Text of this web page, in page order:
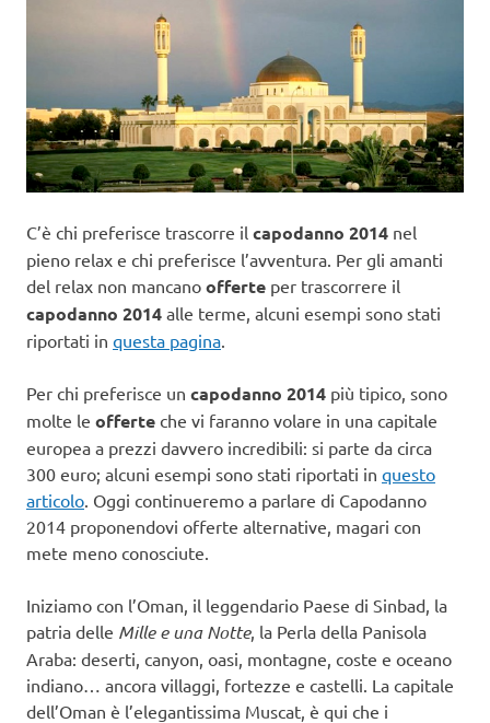
C’è chi preferisce trascorre il capodanno 2014 nel
pieno relax e chi preferisce l’avventura. Per gli amanti
del relax non mancano offerte per trascorrere il
capodanno 2014 alle terme, alcuni esempi sono stati
riportati in questa pagina.
Per chi preferisce un capodanno 2014 più tipico, sono
molte le offerte che vi faranno volare in una capitale
europea a prezzi davvero incredibili: si parte da circa
300 euro; alcuni esempi sono stati riportati in questo
articolo. Oggi continueremo a parlare di Capodanno
2014 proponendovi offerte alternative, magari con
mete meno conosciute.
Iniziamo con l’Oman, il leggendario Paese di Sinbad, la
patria delle Mille e una Notte, la Perla della Panisola
Araba: deserti, canyon, oasi, montagne, coste e oceano
indiano… ancora villaggi, fortezze e castelli. La capitale
dell’Oman è l’elegantissima Muscat, è qui che i